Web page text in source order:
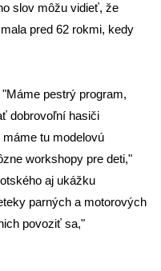
slov môžu vidieť, že
pred 62 rokmi, kedy
pestrý program,
dobrovoľní hasiči
tu modelovú
workshopy pre deti,"
aj ukážku
parných a motorových
povoziť sa,"